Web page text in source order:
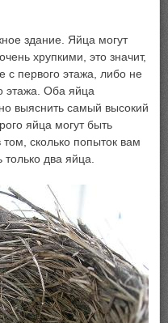
здание. Яйца могут
хрупкими, это значит,
с первого этажа, либо не
этажа. Оба яйца
выяснить самый высокий
яйца могут быть
сколько попыток вам
два яйца.